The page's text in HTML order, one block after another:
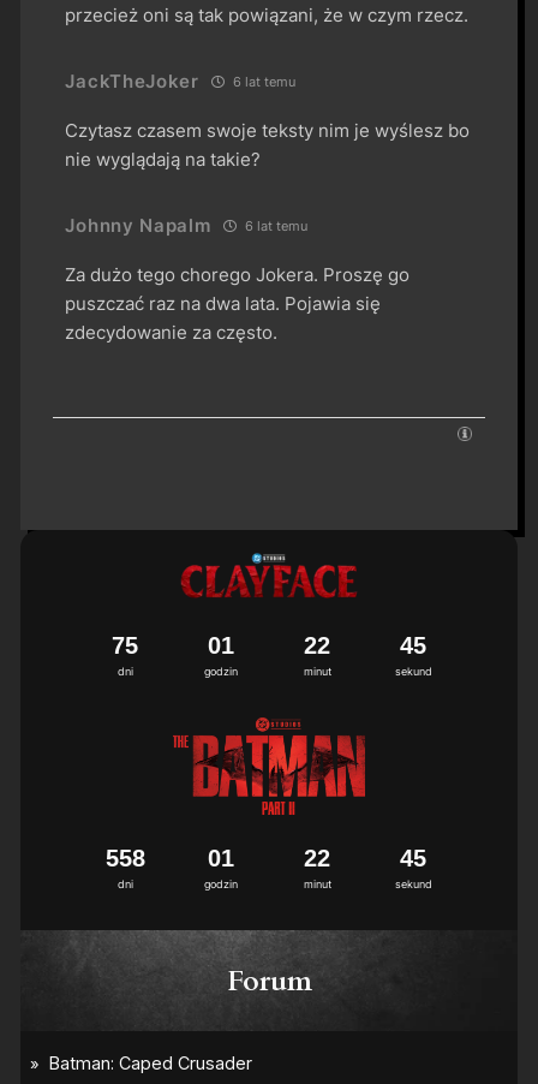
przecież oni są tak powiązani, że w czym rzecz.
JackTheJoker 6 lat temu
Czytasz czasem swoje teksty nim je wyślesz bo
nie wyglądają na takie?
Johnny Napalm 6 lat temu
Za dużo tego chorego Jokera. Proszę go
puszczać raz na dwa lata. Pojawia się
zdecydowanie za często.
dni
75
godzin
01
minut
22
sekund
45
dni
558
godzin
01
minut
22
sekund
45
Forum